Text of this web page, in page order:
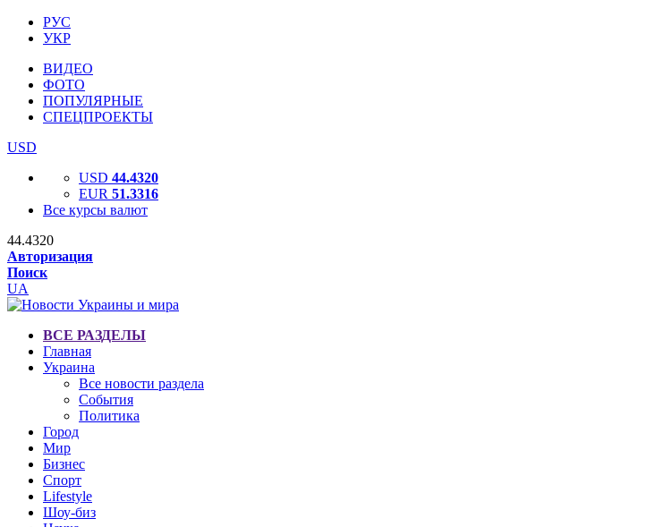
РУС
УКР
ВИДЕО
ФОТО
ПОПУЛЯРНЫЕ
СПЕЦПРОЕКТЫ
USD
USD 44.4320
EUR 51.3316
Все курсы валют
44.4320
Авторизация
Поиск
UA
ВСЕ РАЗДЕЛЫ
Главная
Украина
Все новости раздела
События
Политика
Город
Мир
Бизнес
Спорт
Lifestyle
Шоу-биз